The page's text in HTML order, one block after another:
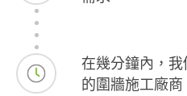
在幾分鐘內，
的圍牆施工廠商